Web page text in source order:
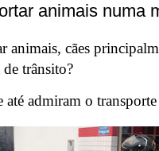
animais numa
animais, cães
trânsito?
até admiram o